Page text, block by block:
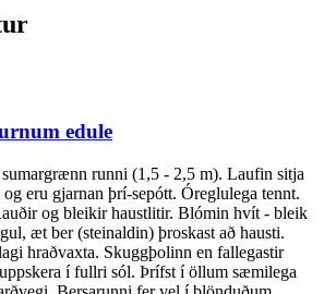
edule
runni (1,5 - 2,5 m). Laufin sitja
eru gjarnan þrí-sepótt. Óreglulega tennt.
og bleikir haustlitir. Blómin hvít - bleik
æt ber (steinaldin) þroskast að hausti.
hraðvaxta. Skuggþolinn en fallegastir
í fullri sól. Þrífst í öllum sæmilega